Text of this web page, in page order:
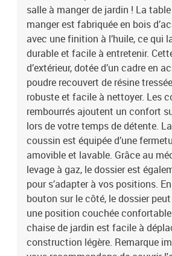
salle à manger de jardin ! La
manger est fabriquée en bois
avec une finition à l’huile, ce qui
durable et facile à entretenir.
d’extérieur, dotée d’un cadre en
poudre recouvert de résine
robuste et facile à nettoyer. Les
rembourrés ajoutent un confort
lors de votre temps de détente.
coussin est équipée d’une
amovible et lavable. Grâce au
levage à gaz, le dossier est
pour s’adapter à vos positions.
bouton sur le côté, le dossier peut
une position couchée
chaise de jardin est facile à
construction légère. Remarque